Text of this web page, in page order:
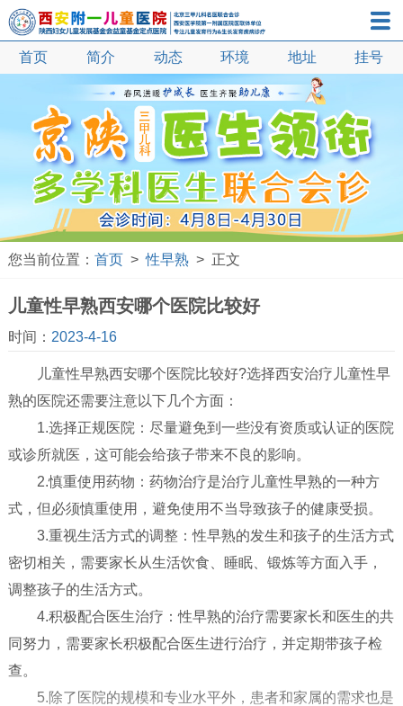
抽动症
多动症
自闭症
语言发育迟缓
遗尿症
小儿口吃
小儿包皮
首页 简介 动态 环境 地址 挂号
您当前位置： 首页>性早熟> 正文
儿童性早熟西安哪个医院比较好
时间： 2023-4-16
儿童性早熟西安哪个医院比较好?选择西安治疗儿童性早
熟的医院还需要注意以下几个方面：
1.选择正规医院：尽量避免到一些没有资质或认证的医院
或诊所就医，这可能会给孩子带来不良的影响。
2.慎重使用药物：药物治疗是治疗儿童性早熟的一种方
式，但必须慎重使用，避免使用不当导致孩子的健康受损。
3.重视生活方式的调整：性早熟的发生和孩子的生活方式
密切相关，需要家长从生活饮食、睡眠、锻炼等方面入手，
调整孩子的生活方式。
4.积极配合医生治疗：性早熟的治疗需要家长和医生的共
同努力，需要家长积极配合医生进行治疗，并定期带孩子检
查。
5.除了医院的规模和专业水平外，患者和家属的需求也是